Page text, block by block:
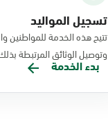
تسجيل المواليد
تتيح هذه الخدمة للمواطنين
وتوصيل الوثائق المرتبطة
بدء الخدمة